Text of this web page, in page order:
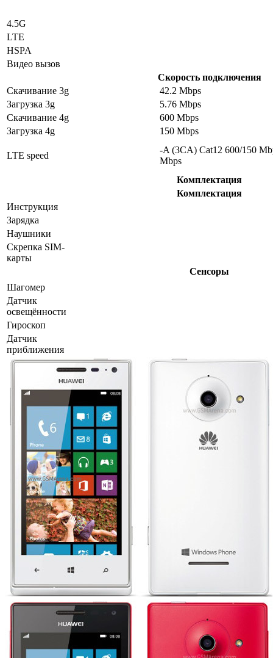
4.5G
LTE
HSPA
Видео вызов
Скорость подключения
Скачивание 3g
42.2 Mbps
Загрузка 3g
5.76 Mbps
Скачивание 4g
600 Mbps
Загрузка 4g
150 Mbps
LTE speed
-A (3CA) Cat12 600/150
Mbps
Комплектация
Комплектация
Инструкция
Зарядка
Наушники
Скрепка SIM-
карты
Сенсоры
Шагомер
Датчик
освещённости
Гироскоп
Датчик
приближения